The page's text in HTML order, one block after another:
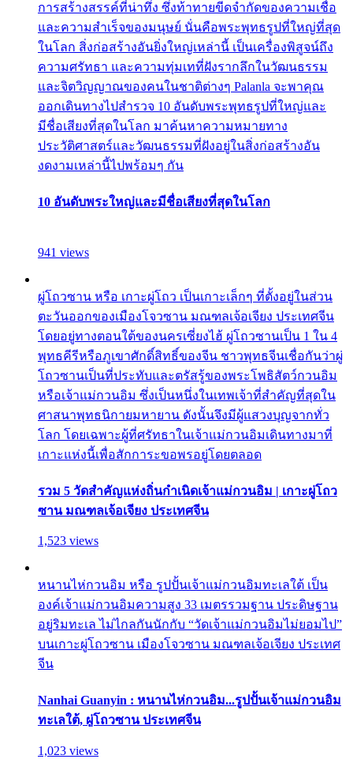
การสร้างสรรค์ที่น่าทึ่ง ซึ่งท้าทายขีดจำกัดของความเชื่อ
และความสำเร็จของมนุษย์ นั่นคือพระพุทธรูปที่ใหญ่ที่สุด
ในโลก สิ่งก่อสร้างอันยิ่งใหญ่เหล่านี้ เป็นเครื่องพิสูจน์ถึง
ความศรัทธา และความทุ่มเทที่ฝังรากลึกในวัฒนธรรม
และจิตวิญญาณของคนในชาติต่างๆ Palanla จะพาคุณ
ออกเดินทางไปสำรวจ 10 อันดับพระพุทธรูปที่ใหญ่และ
มีชื่อเสียงที่สุดในโลก มาค้นหาความหมายทาง
ประวัติศาสตร์และวัฒนธรรมที่ฝังอยู่ในสิ่งก่อสร้างอัน
งดงามเหล่านี้ไปพร้อมๆ กัน
10 อันดับพระใหญ่และมีชื่อเสียงที่สุดในโลก
941 views
ผู่โถวซาน หรือ เกาะผู่โถว เป็นเกาะเล็กๆ ที่ตั้งอยู่ในส่วน
ตะวันออกของเมืองโจวซาน มณฑลเจ้อเจียง ประเทศจีน
โดยอยู่ทางตอนใต้ของนครเซี่ยงไฮ้ ผู่โถวซานเป็น 1 ใน 4
พุทธคีรีหรือภูเขาศักดิ์สิทธิ์ของจีน ชาวพุทธจีนเชื่อกันว่าผู่
โถวซานเป็นที่ประทับและตรัสรู้ของพระโพธิสัตว์กวนอิม
หรือเจ้าแม่กวนอิม ซึ่งเป็นหนึ่งในเทพเจ้าที่สำคัญที่สุดใน
ศาสนาพุทธนิกายมหายาน ดังนั้นจึงมีผู้แสวงบุญจากทั่ว
โลก โดยเฉพาะผู้ที่ศรัทธาในเจ้าแม่กวนอิมเดินทางมาที่
เกาะแห่งนี้เพื่อสักการะขอพรอยู่โดยตลอด
รวม 5 วัดสำคัญแห่งถิ่นกำเนิดเจ้าแม่กวนอิม | เกาะผู่โถว
ซาน มณฑลเจ้อเจียง ประเทศจีน
1,523 views
หนานไห่กวนอิม หรือ รูปปั้นเจ้าแม่กวนอิมทะเลใต้ เป็น
องค์เจ้าแม่กวนอิมความสูง 33 เมตรรวมฐาน ประดิษฐาน
อยู่ริมทะเล ไม่ไกลกันนักกับ “วัดเจ้าแม่กวนอิมไม่ยอมไป”
บนเกาะผู่โถวซาน เมืองโจวซาน มณฑลเจ้อเจียง ประเทศ
จีน
Nanhai Guanyin : หนานไห่กวนอิม...รูปปั้นเจ้าแม่กวนอิม
ทะเลใต้, ผู่โถวซาน ประเทศจีน
1,023 views